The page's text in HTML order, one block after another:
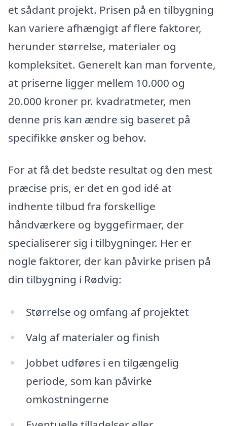
et sådant projekt. Prisen på en tilbygning
kan variere afhængigt af flere faktorer,
herunder størrelse, materialer og
kompleksitet. Generelt kan man forvente,
at priserne ligger mellem 10.000 og
20.000 kroner pr. kvadratmeter, men
denne pris kan ændre sig baseret på
specifikke ønsker og behov.
For at få det bedste resultat og den mest
præcise pris, er det en god idé at
indhente tilbud fra forskellige
håndværkere og byggefirmaer, der
specialiserer sig i tilbygninger. Her er
nogle faktorer, der kan påvirke prisen på
din tilbygning i Rødvig:
Størrelse og omfang af projektet
Valg af materialer og finish
Jobbet udføres i en tilgængelig
periode, som kan påvirke
omkostningerne